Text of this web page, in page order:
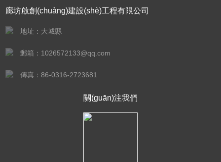
廊坊啟創(chuàng)建設(shè)工程有限公司
地址：大城縣
郵箱：1026572133@qq.com
傳真：86-0316-2723681
關(guān)注我們